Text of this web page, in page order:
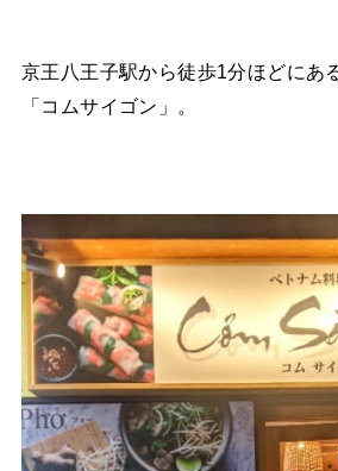
京王八王子駅から徒歩1分ほどにあ
「コムサイゴン」。